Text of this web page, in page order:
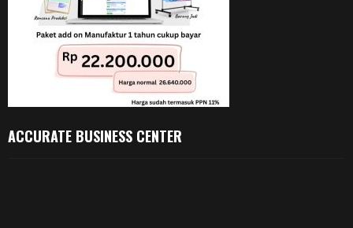
ACCURATE BUSINESS CENTER